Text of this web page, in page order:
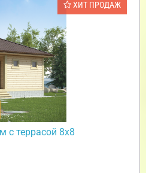
ХИТ ПРОДАЖ
террасой 8х8